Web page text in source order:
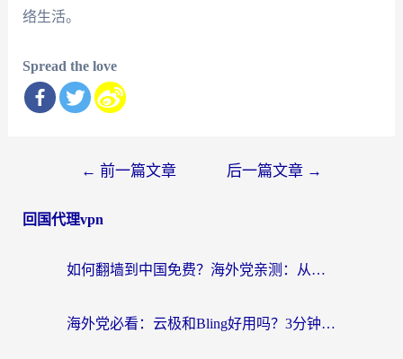
络生活。
Spread the love
导
← 前一篇文章 后一篇文章 →
回国代理vpn
如何翻墙到中国免费？海外党亲测：从踩坑到选对加速器的全攻略
海外党必看：云极和Bling好用吗？3分钟教你选对回国加速器